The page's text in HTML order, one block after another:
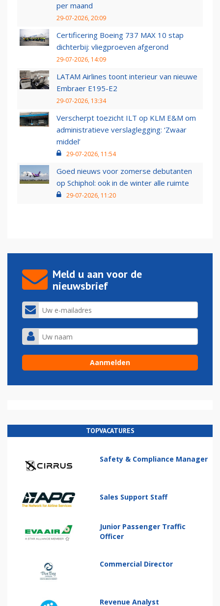
per maand
29-07-2026, 20:09
Certificering Boeing 737 MAX 10 stap
dichterbij: vliegproeven afgerond
29-07-2026, 14:09
LATAM Airlines toont interieur van nieuwe
Embraer E195-E2
29-07-2026, 13:34
Verscherpt toezicht ILT op KLM E&M om
administratieve verslaglegging: ‘Zwaar
middel’
29-07-2026, 11:54
Goed nieuws voor zomerse debutanten
op Schiphol: ook in de winter alle ruimte
29-07-2026, 11:20
Meld u aan voor de
nieuwsbrief
TOPVACATURES
Safety & Compliance Manager
Sales Support Staff
Junior Passenger Traffic
Officer
Commercial Director
Revenue Analyst